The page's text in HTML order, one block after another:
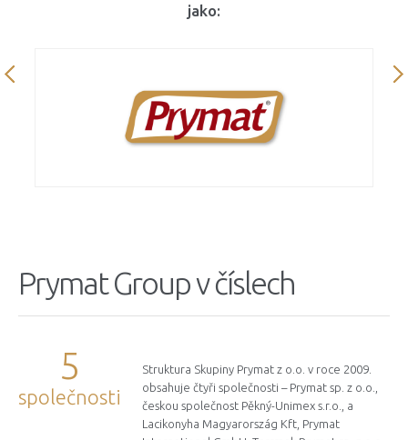
jako:
Prymat Group v číslech
5
společnosti
Struktura Skupiny Prymat z o.o. v roce 2009.
obsahuje čtyři společnosti – Prymat sp. z o.o.,
českou společnost Pěkný-Unimex s.r.o., a
Lacikonyha Magyarország Kft, Prymat